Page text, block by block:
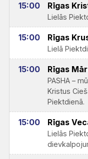
15:00 Rīgas
Lielās
15:00 Rīgas
Lielā
15:00 Rīgas
PASHA –
Kristus
Piektdienā.
15:00 Rīgas
Lielās